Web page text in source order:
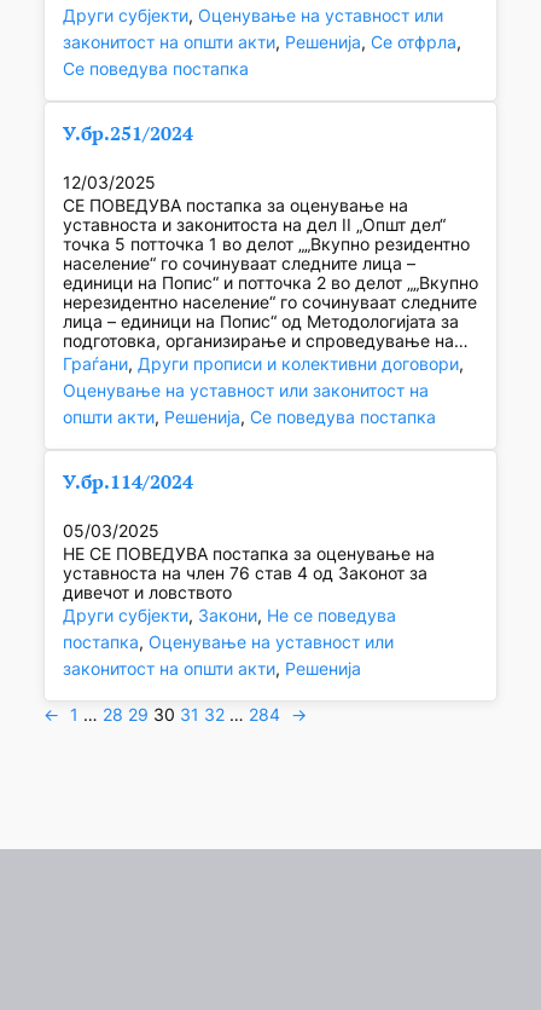
Други субјекти, Оценување на уставност или
законитост на општи акти, Решенија, Се отфрла
Се поведува постапка
У.бр.251/2024
12/03/2025
СЕ ПОВЕДУВА постапка за оценување на
уставноста и законитоста на дел II „Општ дел“
точка 5 потточка 1 во делот „„Вкупно резидентно
население“ го сочинуваат следните лица –
единици на Попис“ и потточка 2 во делот „„Вкупно
нерезидентно население“ го сочинуваат следните
лица – единици на Попис“ од Методологијата за
подготовка, организирање и спроведување на…
Граѓани, Други прописи и колективни договори
Оценување на уставност или законитост на
општи акти, Решенија, Се поведува постапка
У.бр.114/2024
05/03/2025
НЕ СЕ ПОВЕДУВА постапка за оценување на
уставноста на член 76 став 4 од Законот за
дивечот и ловството
Други субјекти, Закони, Не се поведува
постапка, Оценување на уставност или
законитост на општи акти, Решенија
← 1 … 28 29 30 31 32 … 284 →